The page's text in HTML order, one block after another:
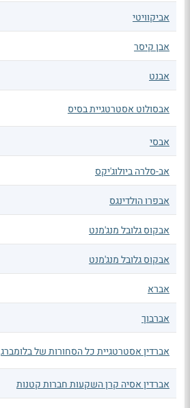
אביקוויטי
אבן קיסר
אבנט
אבסולוט אסטרטגיית בסיס
אבסי
אב-סלרה ביולוג'יקס
אבפרו הולדינגס
אבקוס גלובל מנג'מנט
אבקוס גלובל מנג'מנט
אברא
אברבוך
אברדין אסטרטגיית כל הסחורות של בלומברג
אברדין אסיה קרן השקעות חברות קטנות